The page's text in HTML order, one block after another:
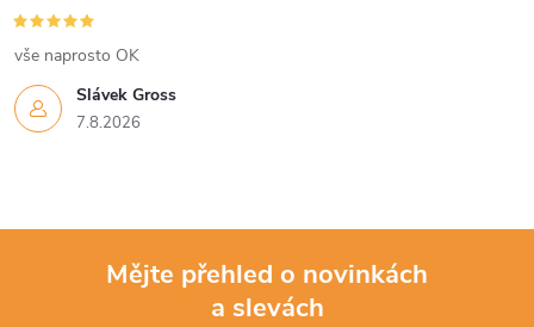
Slávek Gross
7.8.2026
vše naprosto OK
Mějte přehled o novinkách
a slevách